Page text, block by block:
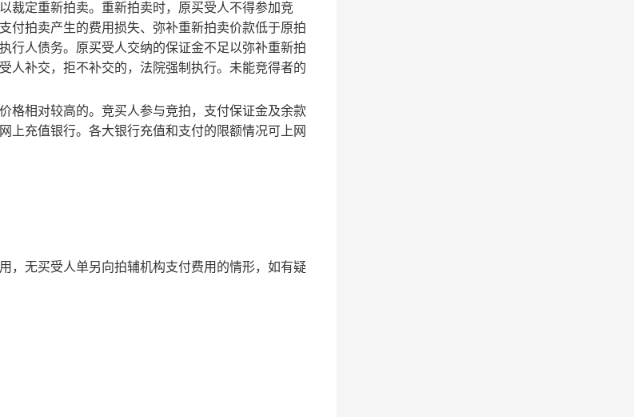
裁定重新拍卖。重新拍卖时，原买受人不得参加竞
付拍卖产生的费用损失、弥补重新拍卖价款低于原拍
行人债务。原买受人交纳的保证金不足以弥补重新拍
人补交，拒不补交的，法院强制执行。未能竞得者的
格相对较高的。竞买人参与竞拍，支付保证金及余款
上充值银行。各大银行充值和支付的限额情况可上网
，无买受人单另向拍辅机构支付费用的情形，如有疑